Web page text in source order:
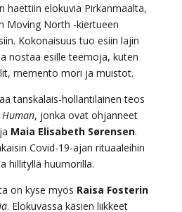
haettiin elokuvia Pirkanmaalta,
Moving North -kiertueen
Kokonaisuus tuo esiin lajin
nostaa esille teemoja, kuten
memento mori ja muistot.
tanskalais-hollantilainen teos
Human, jonka ovat ohjanneet
ja Maia Elisabeth Sørensen.
Covid-19-ajan rituaaleihin
hillityllä huumorilla.
on kyse myös Raisa Fosterin
. Elokuvassa käsien liikkeet